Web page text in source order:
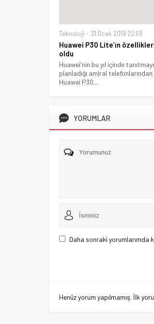
Teknoloji 31 Ocak 2019 22:59
Huawei P30 Lite’ın
oldu
Huawei'nin bu yıl içinde tanıtmayı
planladığı amiral telefonlarından
Huawei P30...
YORUMLAR
Daha sonraki yorumlarımda
Henüz yorum yapılmamış. İlk